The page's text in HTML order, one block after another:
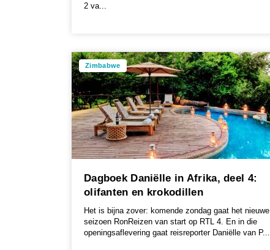
2 va...
Zimbabwe
Dagboek Daniëlle in Afrika, deel 4:
olifanten en krokodillen
Het is bijna zover: komende zondag gaat het nieuwe
seizoen RonReizen van start op RTL 4. En in die
openingsaflevering gaat reisreporter Daniëlle van P...